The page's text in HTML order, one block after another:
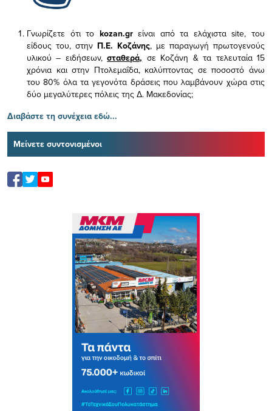
Γνωρίζετε ότι το kozan.gr είναι από τα ελάχισταsite, του
είδους του, στην Π.Ε. Κοζάνης, με παραγωγή πρωτογενούς
υλικού – ειδήσεων,σταθερά, σε Κοζάνη & τα τελευταία 15
χρόνια και στην Πτολεμαΐδα, καλύπτοντας σε ποσοστό άνω
του 80% όλα τα γεγονότα δράσεις που λαμβάνουν χώρα στις
δύο μεγαλύτερες πόλεις της Δ. Μακεδονίας;
Διαβάστε τη συνέχεια εδώ...
Μείνετε συντονισμένοι